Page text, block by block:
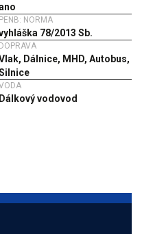
PENB: NORMA
78/2013 Sb.
DOPRAVA
Dálnice, MHD, Autobus,
Dálkový vodovod